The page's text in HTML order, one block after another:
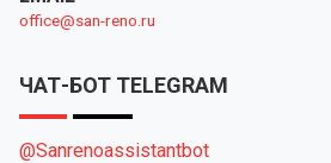
office@san-reno.ru
ЧАТ-БОТ TELEGRAM
@Sanrenoassistantbot